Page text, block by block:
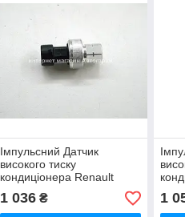
Імпульсний Датчик
високого тиску
кондиціонера Renault
Kangoo 97-> — Thermotec
- KTT130005
1 036₴ 1